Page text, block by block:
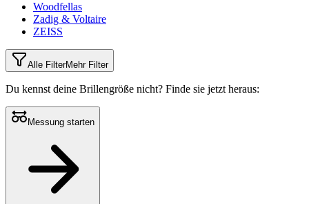
Woodfellas
Zadig & Voltaire
ZEISS
Alle FilterMehr Filter
Du kennst deine Brillengröße nicht? Finde sie jetzt heraus:
Messung starten